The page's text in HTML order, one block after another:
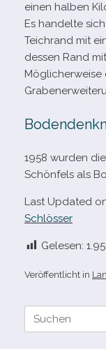
einen hal­ben
Es han­delte
Teichrand mit
des­sen Rand
Möglicherweise
1958 wur­den
Schönfels als
Last Updated
Schlösser
Gelesen:
Veröffentlicht in
Suche